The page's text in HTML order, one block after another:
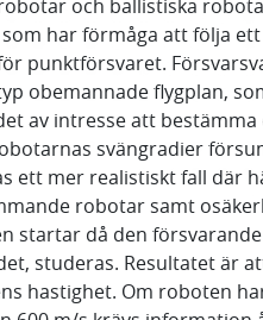
och ballistiska
som har förmåga att följa
punktförsvaret.
obemannade flygplan,
av intresse att
svängradier
ett mer realistiskt fall där
robotar samt
startar då den
studeras. Resultatet är
hastighet. Om roboten